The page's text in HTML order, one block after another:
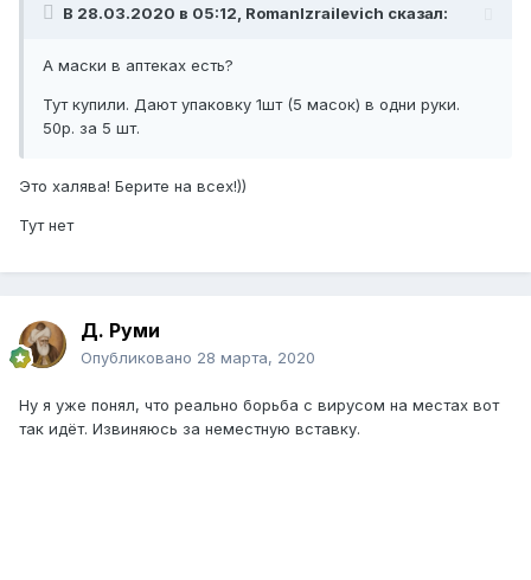
В 28.03.2020 в 05:12, RomanIzrailevich сказал:
А маски в аптеках есть?
Тут купили. Дают упаковку 1шт (5 масок) в одни руки.
50р. за 5 шт.
Это халява! Берите на всех!))
Тут нет
Д. Руми
Опубликовано 28 марта, 2020
Ну я уже понял, что реально борьба с вирусом на местах вот
так идёт. Извиняюсь за неместную вставку.